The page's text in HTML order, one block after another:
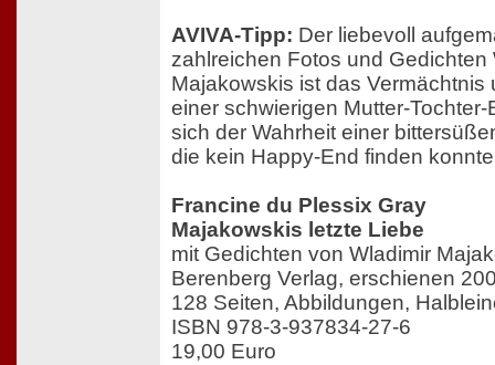
AVIVA-Tipp: Der liebevoll
zahlreichen Fotos und Gedichten
Majakowskis ist das Vermächtnis
einer schwierigen Mutter-
sich der Wahrheit einer
die kein Happy-End finden
Francine du Plessix Gray
Majakowskis letzte Liebe
mit Gedichten von Wladimir
Berenberg Verlag, erschienen
128 Seiten, Abbildungen,
ISBN 978-3-937834-27-6
19,00 Euro